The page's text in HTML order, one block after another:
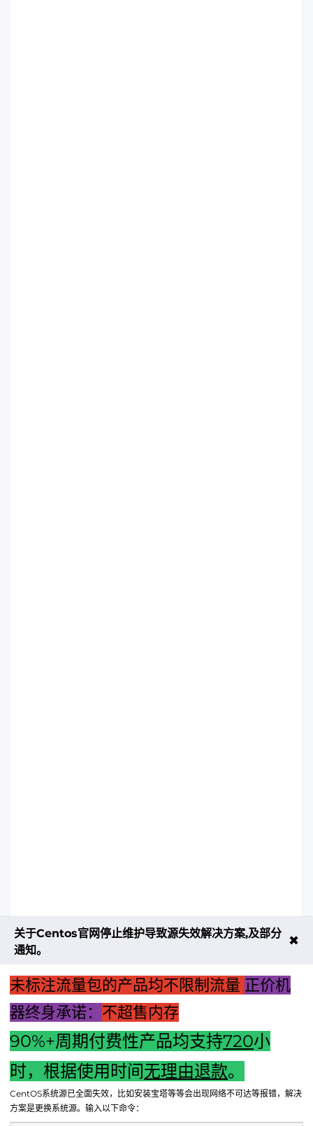
下一篇：【揭秘京东快递电脑主机运费：费用解析与注意事
项】
关于Centos官网停止维护导致源失效解决方案,及部分
通知。
✖
未标注流量包的产品均不限制流量 正价机
器终身承诺： 不超售内存
90%+周期付费性产品均支持720小
时，根据使用时间无理由退款。
CentOS系统源已全面失效，比如安装宝塔等等会出现网络不可达等报错，解决
方案是更换系统源。输入以下命令：